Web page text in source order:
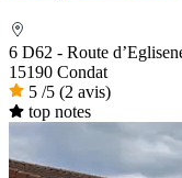
6 D62 - Route
15190 Condat
5 /5 (2 avis)
top notes